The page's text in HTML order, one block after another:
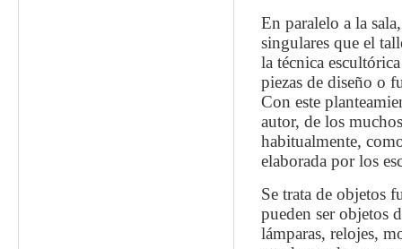
En paralelo a la
singulares que el
la técnica
piezas de diseño o
Con este
autor, de los
habitualmente,
elaborada por los
Se trata de objetos
pueden ser objetos
lámparas, relojes,